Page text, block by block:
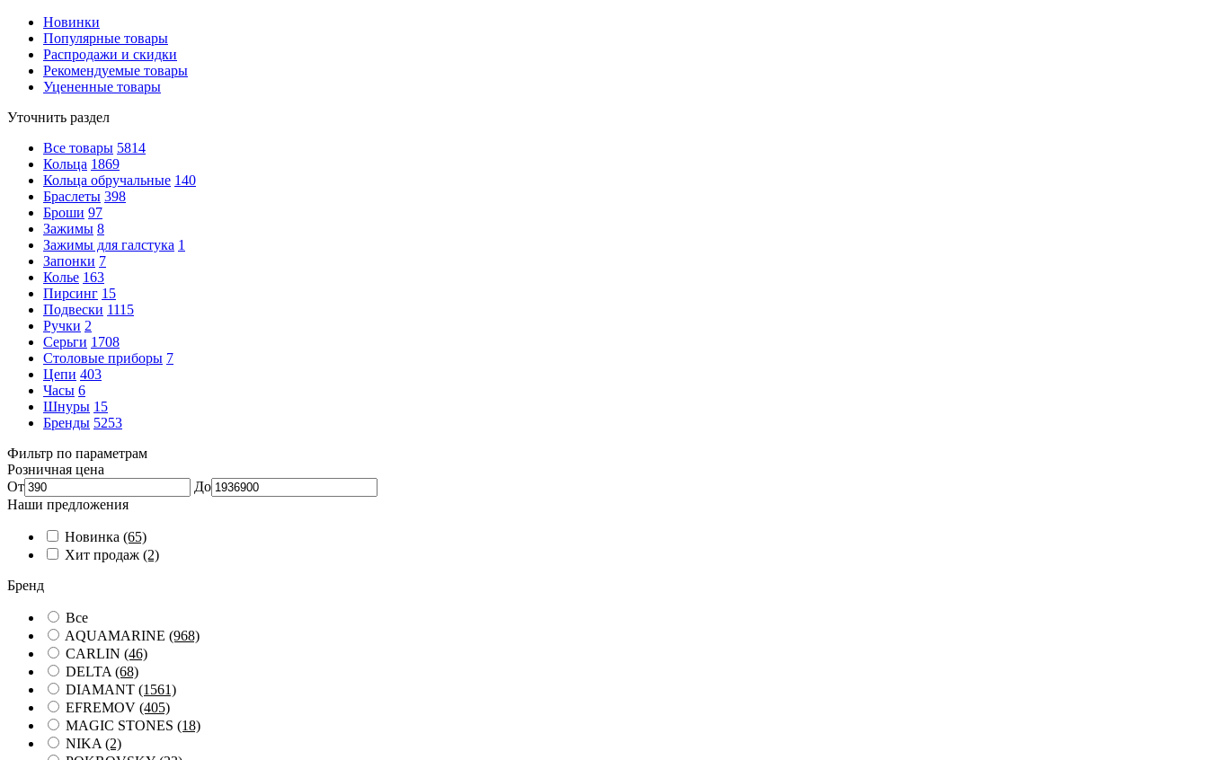
Новинки
Популярные товары
Распродажи и скидки
Рекомендуемые товары
Уцененные товары
Уточнить раздел
Все товары 5814
Кольца 1869
Кольца обручальные 140
Браслеты 398
Броши 97
Зажимы 8
Зажимы для галстука 1
Запонки 7
Колье 163
Пирсинг 15
Подвески 1115
Ручки 2
Серьги 1708
Столовые приборы 7
Цепи 403
Часы 6
Шнуры 15
Бренды 5253
Фильтр по параметрам
Розничная цена
От
До
Наши предложения
Новинка (65)
Хит продаж (2)
Бренд
Все
AQUAMARINE (968)
CARLIN (46)
DELTA (68)
DIAMANT (1561)
EFREMOV (405)
MAGIC STONES (18)
NIKA (2)